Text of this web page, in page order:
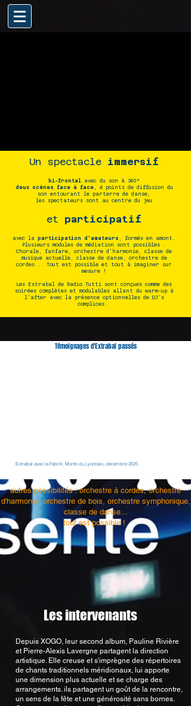
Un spectacle immersif
bi-frontal
avec du son à 360°
deux scènes face à face, 4 points de diffusion du
son entourant le parterre de danse,
les spectateurs sont au centre du jeu
et participatif
avec la participation d'amateurs , formés en amont.
Plusieurs modules de médiation sont possibles :
Chorale, fanfare, orchestre d'harmonie, classe de
musique actuelle, classe de danse, orchestre de
cordes...​ Tout est possible et tout à imaginer sur
mesure !
Les Extrabal de Radio Tutti sont conçues comme des
soirées complètes et modulables allant du warm-up à
l'after avec la présence optionnelles de DJ's
complices.
Témoignages d'Extrabal passés
Extrabal avec la Fabrik, Monts du Lyonnais, décembre 2025
autres possibilités : orchestre à cordes, orchestre
d'harmonie, orchestre de bois, orchestre symphonique,
classe de danse...
tout est possible !
Les intervenants
Depuis XOGO, leur second album, Pauline Rivière
et Pierre-Alexis Lavergne partagent la direction
artistique. Elle creuse et s'imprègne des répertoires
de chants traditionnels méridionaux, lui apporte
une dimension plus actuelle et se charge des
arrangements. ils partagent un goût de la rencontre,
un sens de la fête et une générosité sans bornes.